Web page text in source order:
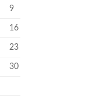
9
16
23
30